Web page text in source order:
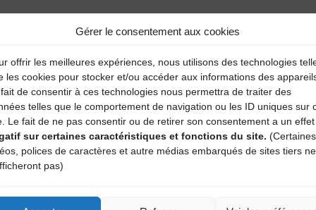
Gérer le consentement aux cookies
offrir les meilleures expériences, nous utilisons des technologies
les cookies pour stocker et/ou accéder aux informations des
de consentir à ces technologies nous permettra de traiter des
telles que le comportement de navigation ou les ID uniques sur
Le fait de ne pas consentir ou de retirer son consentement a un effet
sur certaines caractéristiques et fonctions du site. (Certaines
polices de caractères et autre médias embarqués de sites tiers ne
pas)
sont indiqués avec *